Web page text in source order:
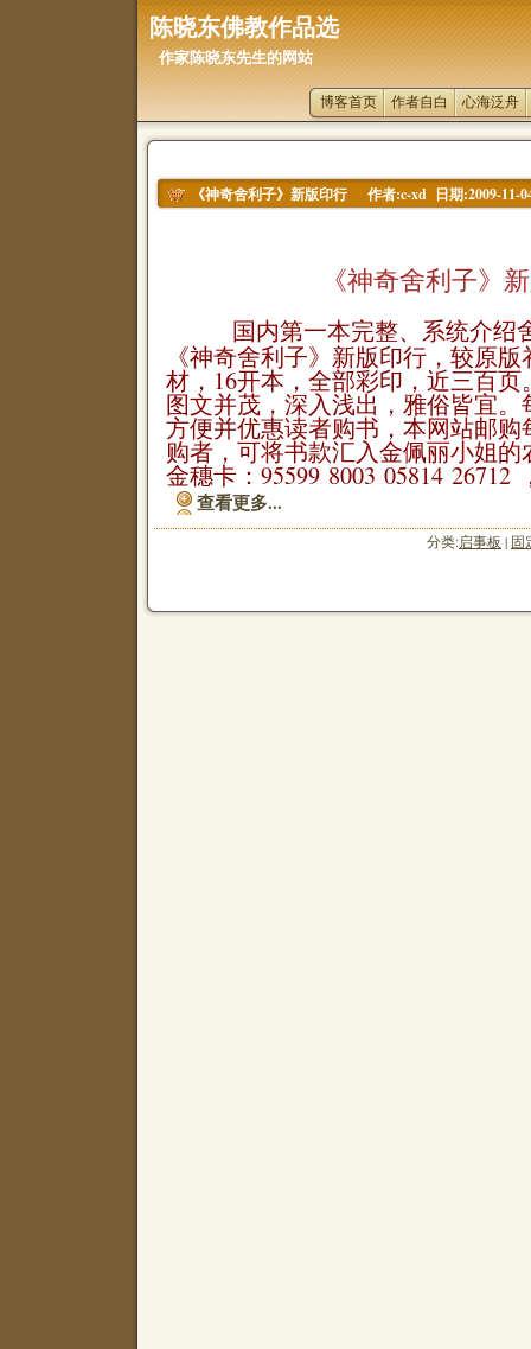
陈晓东佛教作品选
作家陈晓东先生的网站
博客首页 作者自白 心海泛舟
《神奇舍利子》新版印行 作者:c-xd 日期:2009-11-
《神奇舍利子》新
国内第一本完整、系统介绍
《神奇舍利子》新版印行，较原
材，16开本，全部彩印，近三百
图文并茂，深入浅出，雅俗皆宜。
方便并优惠读者购书，本网站邮购
购者，可将书款汇入金佩丽小姐
金穗卡：95599 8003 05814 26712
查看更多...
分类:启事板 | 固